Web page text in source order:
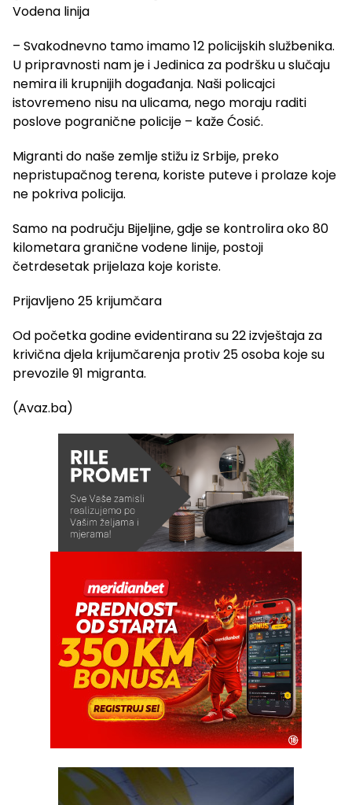
Vodena linija
– Svakodnevno tamo imamo 12 policijskih službenika.
U pripravnosti nam je i Jedinica za podršku u slučaju
nemira ili krupnijih događanja. Naši policajci
istovremeno nisu na ulicama, nego moraju raditi
poslove pogranične policije – kaže Ćosić.
Migranti do naše zemlje stižu iz Srbije, preko
nepristupačnog terena, koriste puteve i prolaze koje
ne pokriva policija.
Samo na području Bijeljine, gdje se kontrolira oko 80
kilometara granične vodene linije, postoji
četrdesetak prijelaza koje koriste.
Prijavljeno 25 krijumčara
Od početka godine evidentirana su 22 izvještaja za
krivična djela krijumčarenja protiv 25 osoba koje su
prevozile 91 migranta.
(Avaz.ba)